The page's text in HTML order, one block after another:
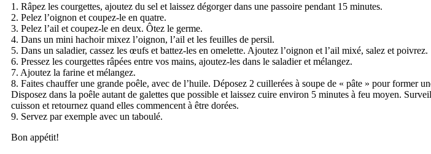
1. Râpez les courgettes, ajoutez du sel et laissez dégorger dans une passoire pendant 15 minutes.
2. Pelez l’oignon et coupez-le en quatre.
3. Pelez l’ail et coupez-le en deux. Ôtez le germe.
4. Dans un mini hachoir mixez l’oignon, l’ail et les feuilles de persil.
5. Dans un saladier, cassez les œufs et battez-les en omelette. Ajoutez l’oignon et l’ail mixé, salez et poivrez.
6. Pressez les courgettes râpées entre vos mains, ajoutez-les dans le saladier et mélangez.
7. Ajoutez la farine et mélangez.
8. Faites chauffer une grande poêle, avec de l’huile. Déposez 2 cuillerées à soupe de « pâte » pour former
Disposez dans la poêle autant de galettes que possible et laissez cuire environ 5 minutes à feu moyen.
cuisson et retournez quand elles commencent à être dorées.
9. Servez par exemple avec un taboulé.
Bon appétit!